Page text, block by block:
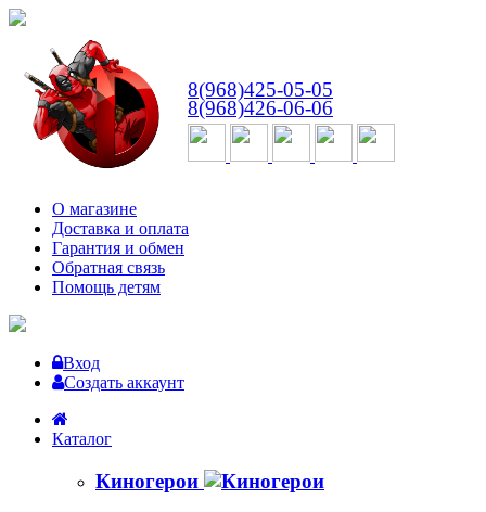
8(968)425-05-05
8(968)426-06-06
О магазине
Доставка и оплата
Гарантия и обмен
Обратная связь
Помощь детям
Вход
Создать аккаунт
Каталог
Киногерои